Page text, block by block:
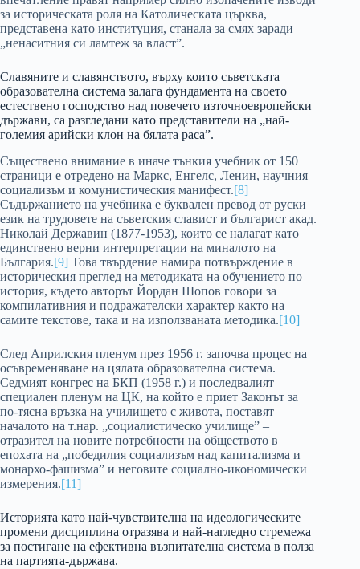
за историческата роля на Католическата църква,
представена като институция, станала за смях заради
„ненаситния си ламтеж за власт”.
Славяните и славянството, върху които съветската
образователна система залага фундамента на своето
естествено господство над повечето източноевропейски
държави, са разгледани като представители на „най-
големия арийски клон на бялата раса”.
Съществено внимание в иначе тънкия учебник от 150
страници е отредено на Маркс, Енгелс, Ленин, научния
социализъм и комунистическия манифест.[8]
Съдържанието на учебника е буквален превод от руски
език на трудовете на съветския славист и българист акад.
Николай Державин (1877-1953), които се налагат като
единствено верни интерпретации на миналото на
България.[9] Това твърдение намира потвърждение в
историческия преглед на методиката на обучението по
история, където авторът Йордан Шопов говори за
компилативния и подражателски характер както на
самите текстове, така и на използваната методика.[10]
След Априлския пленум през 1956 г. започва процес на
осъвременяване на цялата образователна система.
Седмият конгрес на БКП (1958 г.) и последвалият
специален пленум на ЦК, на който е приет Законът за
по-тясна връзка на училището с живота, поставят
началото на т.нар. „социалистическо училище” –
отразител на новите потребности на обществото в
епохата на „победилия социализъм над капитализма и
монархо-фашизма” и неговите социално-икономически
измерения.[11]
Историята като най-чувствителна на идеологическите
промени дисциплина отразява и най-нагледно стремежа
за постигане на ефективна възпитателна система в полза
на партията-държава.